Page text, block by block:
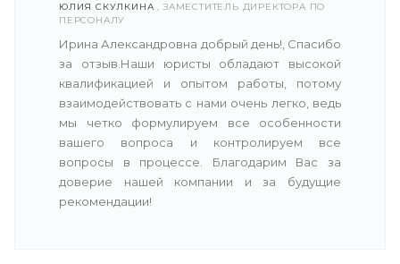
ЮЛИЯ СКУЛКИНА , ЗАМЕСТИТЕЛЬ ДИРЕКТОРА ПО
ПЕРСОНАЛУ
Ирина Александровна добрый день!, Спасибо
за отзыв.Наши юристы обладают высокой
квалификацией и опытом работы, потому
взаимодействовать с нами очень легко, ведь
мы четко формулируем все особенности
вашего вопроса и контролируем все
вопросы в процессе. Благодарим Вас за
доверие нашей компании и за будущие
рекомендации!